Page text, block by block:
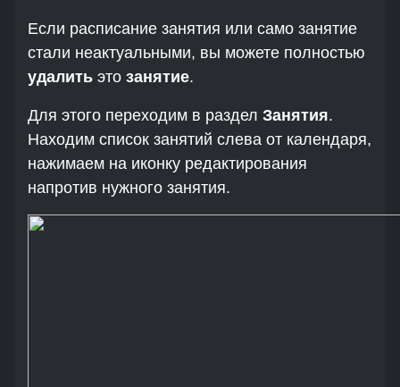
Если расписание занятия или само занятие
стали неактуальными, вы можете полностью
удалить это занятие.
Для этого переходим в раздел Занятия.
Находим список занятий слева от календаря,
нажимаем на иконку редактирования
напротив нужного занятия.